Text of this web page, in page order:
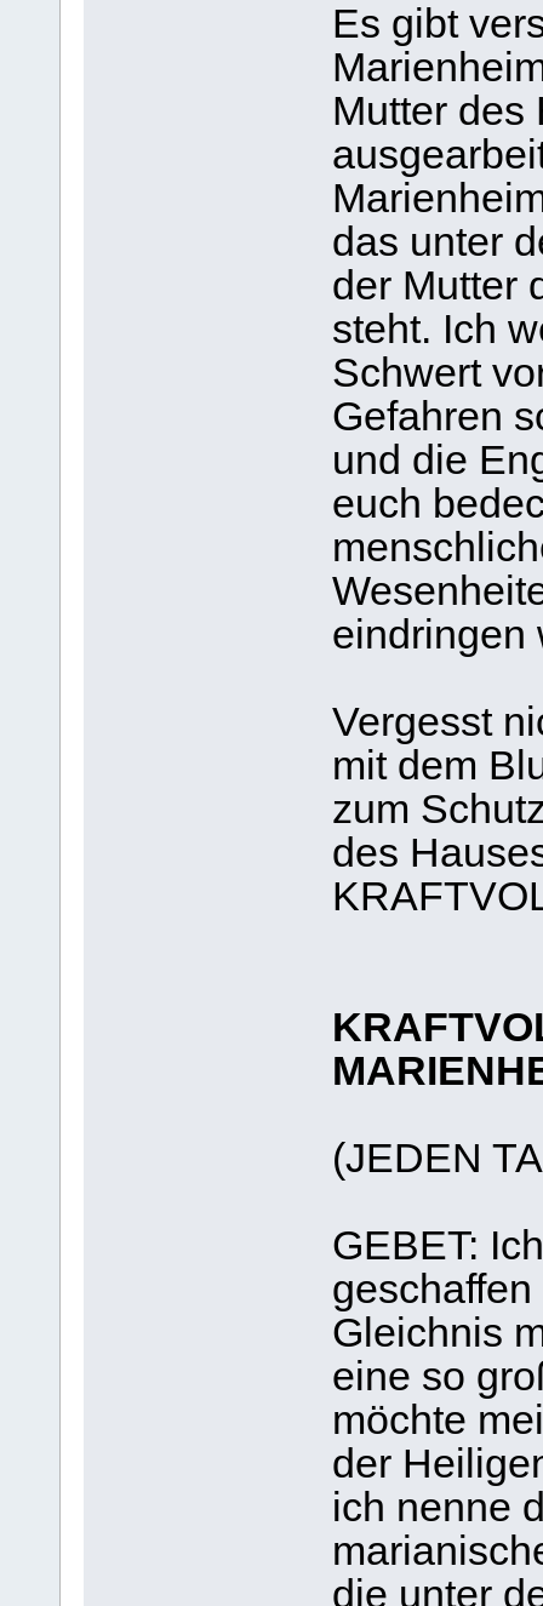
Es gibt
Mutter des
das unter
der Mutter
steht. Ich
Schwert
Gefahren
und die
euch
eindringen
Vergesst
mit dem
zum
des
(JEDEN
GEBET:
Gleichnis
eine so
möchte
der
ich nenne
die unter